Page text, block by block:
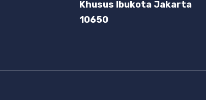
Khusus Ibukota Jakarta
10650